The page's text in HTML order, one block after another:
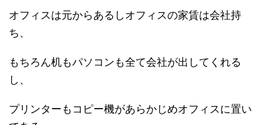
オフィスは元からあるしオフィスの家賃は会社持
ち、
もちろん机もパソコンも全て会社が出してくれる
し、
プリンターもコピー機があらかじめオフィスに置い